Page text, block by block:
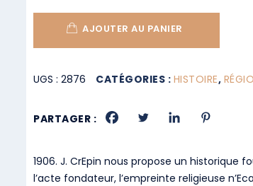
AJOUTER AU PANIER
UGS :2876 CATÉGORIES : HISTOIRE,
PARTAGER :
1906. J. CrEpin nous propose un historique
l’acte fondateur, l’empreinte religieuse